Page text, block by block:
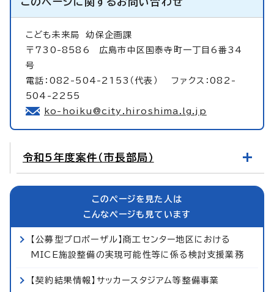
こども未来局幼保企画課
〒730-8586 広島市中区国泰寺町一丁目6番34
号
電話：082-504-2153（代表） ファクス：082-
504-2255
ko-hoiku@city.hiroshima.lg.jp
令和5年度案件（市長部局）
このページを見た人は
こんなページも見ています
【公募型プロポーザル】商工センター地区における
MICE施設整備の実現可能性等に係る検討支援業務
【契約結果情報】サッカースタジアム等整備事業